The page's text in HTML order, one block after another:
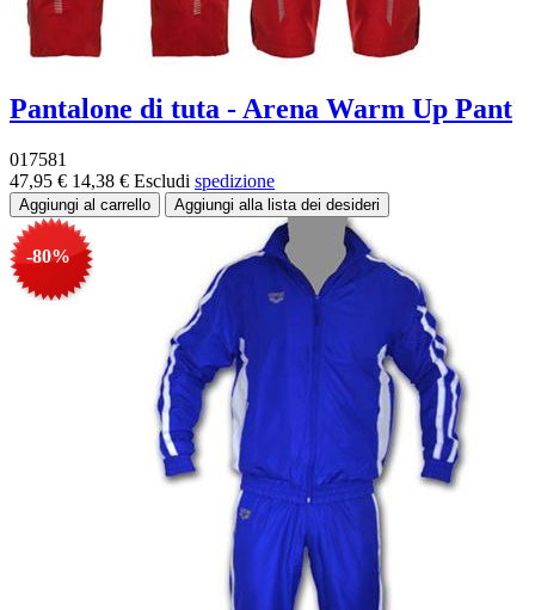
Pantalone di tuta - Arena Warm Up Pant
017581
47,95 € 14,38 € Escludi spedizione
-80%